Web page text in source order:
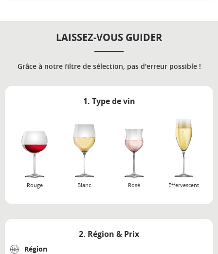
LAISSEZ-VOUS GUIDER
Grâce à notre filtre de sélection, pas d'erreur possible !
1. Type de vin
Rouge Blanc Rosé Effervescent
2. Région & Prix
Région